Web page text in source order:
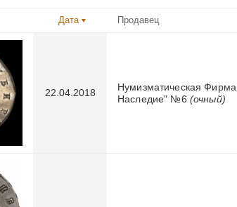
Дата Продавец
22.04.2018
Нумизматическая Фирма
Наследие" №6 (очный)